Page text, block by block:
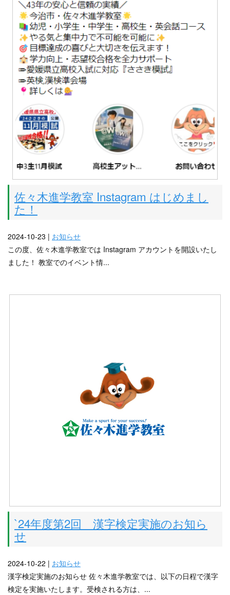
佐々木進学教室 Instagram はじめまし
た！
2024-10-23 | お知らせ
この度、佐々木進学教室では Instagram アカウントを開設いたし
ました！ 教室でのイベント情...
`24年度第2回 漢字検定実施のお知ら
せ
2024-10-22 | お知らせ
漢字検定実施のお知らせ 佐々木進学教室では、以下の日程で漢字
検定を実施いたします。受検される方は、...